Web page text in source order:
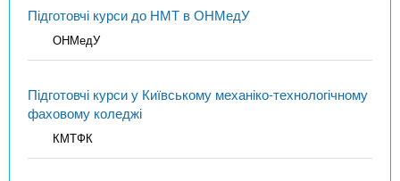
Підготовчі курси до НМТ в ОНМедУ
ОНМедУ
Підготовчі курси у Київському механіко-технологічному
фаховому коледжі
КМТФК